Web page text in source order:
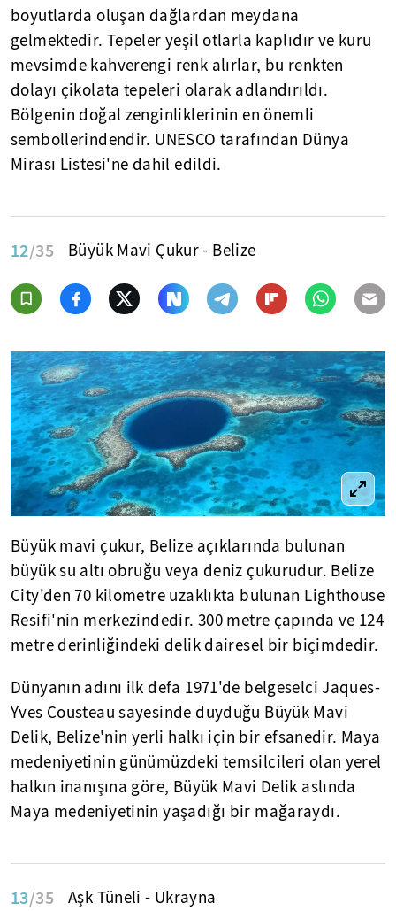
boyutlarda oluşan dağlardan meydana
gelmektedir. Tepeler yeşil otlarla kaplıdır ve kuru
mevsimde kahverengi renk alırlar, bu renkten
dolayı çikolata tepeleri olarak adlandırıldı.
Bölgenin doğal zenginliklerinin en önemli
sembollerindendir. UNESCO tarafından Dünya
Mirası Listesi'ne dahil edildi.
12/35 Büyük Mavi Çukur - Belize
Büyük mavi çukur, Belize açıklarında bulunan
büyük su altı obruğu veya deniz çukurudur. Belize
City'den 70 kilometre uzaklıkta bulunan Lighthouse
Resifi'nin merkezindedir. 300 metre çapında ve 124
metre derinliğindeki delik dairesel bir biçimdedir.
Dünyanın adını ilk defa 1971'de belgeselci Jaques-
Yves Cousteau sayesinde duyduğu Büyük Mavi
Delik, Belize'nin yerli halkı için bir efsanedir. Maya
medeniyetinin günümüzdeki temsilcileri olan yerel
halkın inanışına göre, Büyük Mavi Delik aslında
Maya medeniyetinin yaşadığı bir mağaraydı.
13/35 Aşk Tüneli - Ukrayna